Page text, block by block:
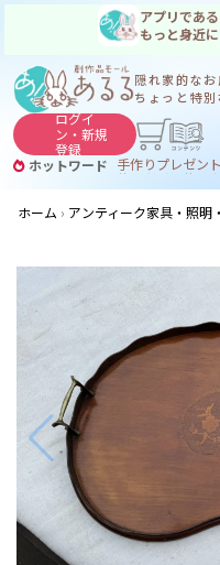
アプリであ
もっと身近に
隠れ家的な
ちょっと特
ログイ
ン・新規
登録
ホットワード 手作りプレゼント
サヌカイト
ホーム
アンティーク家具・照